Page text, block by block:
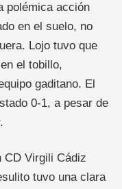
polémica acción
en el suelo, no
Lojo tuvo que
el tobillo,
gaditano. El
0-1, a pesar de
CD Virgili Cádiz
tuvo una clara